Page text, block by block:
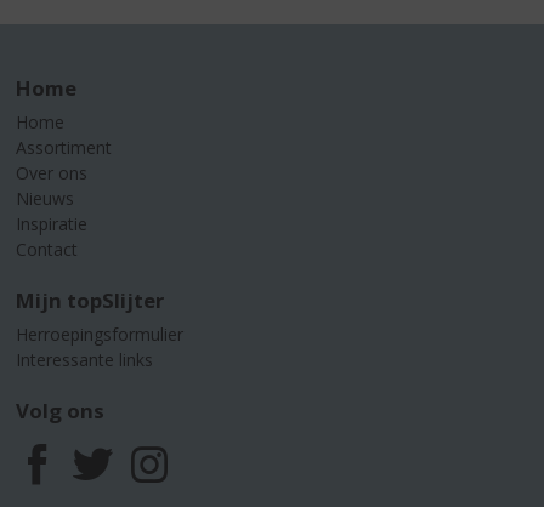
Home
Home
Assortiment
Over ons
Nieuws
Inspiratie
Contact
Mijn topSlijter
Herroepingsformulier
Interessante links
Volg ons
F
T
I